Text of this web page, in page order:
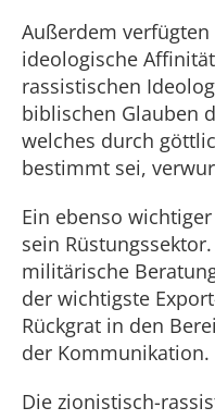
Außerdem
ideologische
rassistischen
biblischen Glauben
welches durch
bestimmt sei,
Ein ebenso
sein
militärische
der wichtigste
Rückgrat in den
der Kommunikation.
Die zionistisch-